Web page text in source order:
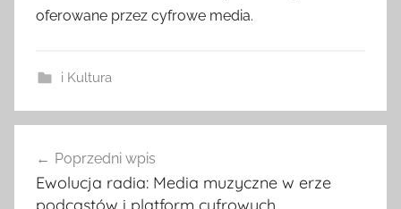
oferowane przez cyfrowe media.
i Kultura
wpisu
Poprzedni wpis
Ewolucja radia: Media muzyczne w erze